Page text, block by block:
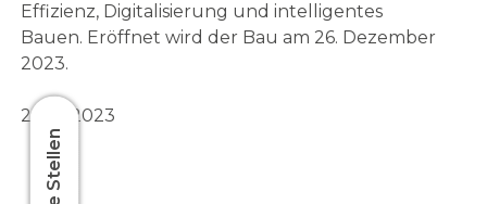
Effizienz, Digitalisierung und intelligentes
Bauen. Eröffnet wird der Bau am 26. Dezember
2023.
29.06.2023